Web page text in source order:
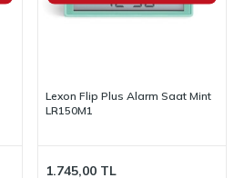
Lexon Flip Plus Alarm Saat Mint
LR150M1
1.745,00 TL